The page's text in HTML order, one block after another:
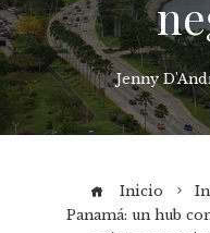
Jenny
Inicio
Panamá: un hub